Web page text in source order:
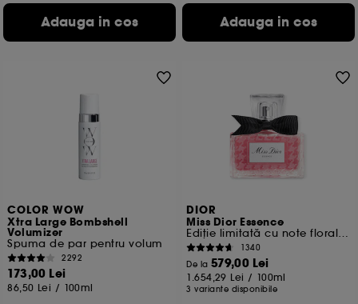
Adauga in cos Adauga in cos
COLOR WOW
Xtra Large Bombshell
Volumizer
Spuma de par pentru volum
2292
173,00 Lei
86,50 Lei / 100ml
DIOR
Miss Dior Essence
Ediție limitată cu note florale delicioase și lemnoase
1340
De la 579,00 Lei
1.654,29 Lei / 100ml
3 variante disponibile